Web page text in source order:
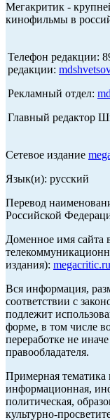
Мегакритик -
кинофильмы в
Телефон редакции:
редакции:
Рекламный отдел:
Главный редактор
Сетевое издание
Язык(и): русский
Перевод
Российской
Доменное имя
издания): megacritic.ru
Вся информация,
соответствии с
подлежит
форме, в том числе
переработке не
правообладателя.
Примерная тематика
информационная,
политическая,
культурно-